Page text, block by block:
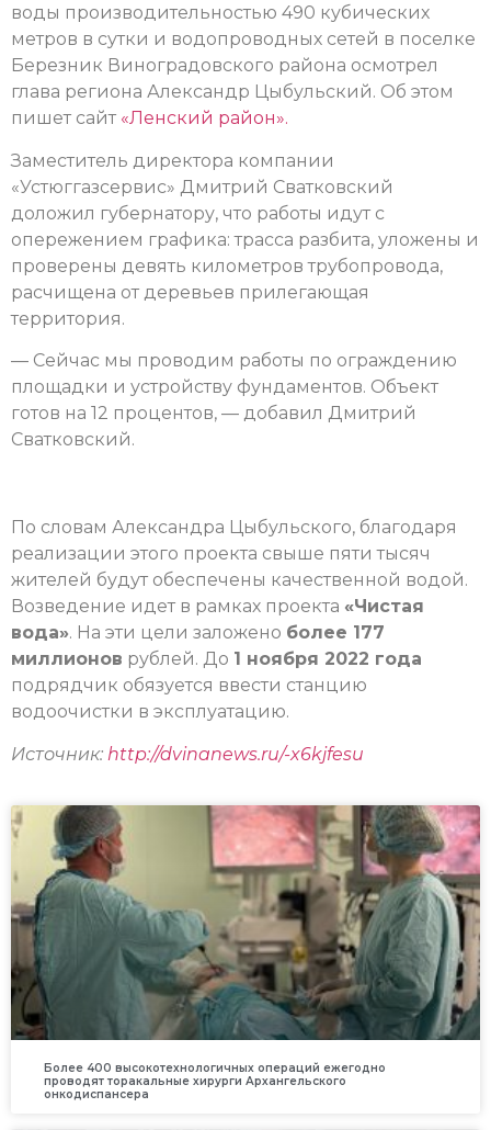
воды производительностью 490 кубических
метров в сутки и водопроводных сетей в поселке
Березник Виноградовского района осмотрел
глава региона Александр Цыбульский. Об этом
пишет сайт «Ленский район».
Заместитель директора компании
«Устюггазсервис» Дмитрий Сватковский
доложил губернатору, что работы идут с
опережением графика: трасса разбита, уложены и
проверены девять километров трубопровода,
расчищена от деревьев прилегающая
территория.
— Сейчас мы проводим работы по ограждению
площадки и устройству фундаментов. Объект
готов на 12 процентов, — добавил Дмитрий
Сватковский.
По словам Александра Цыбульского, благодаря
реализации этого проекта свыше пяти тысяч
жителей будут обеспечены качественной водой.
Возведение идет в рамках проекта «Чистая
вода». На эти цели заложено более 177
миллионов рублей. До 1 ноября 2022 года
подрядчик обязуется ввести станцию
водоочистки в эксплуатацию.
Источник: http://dvinanews.ru/-x6kjfesu
Более 400 высокотехнологичных операций ежегодно
проводят торакальные хирурги Архангельского
онкодиспансера